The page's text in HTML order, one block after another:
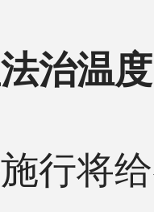
治温度
将给